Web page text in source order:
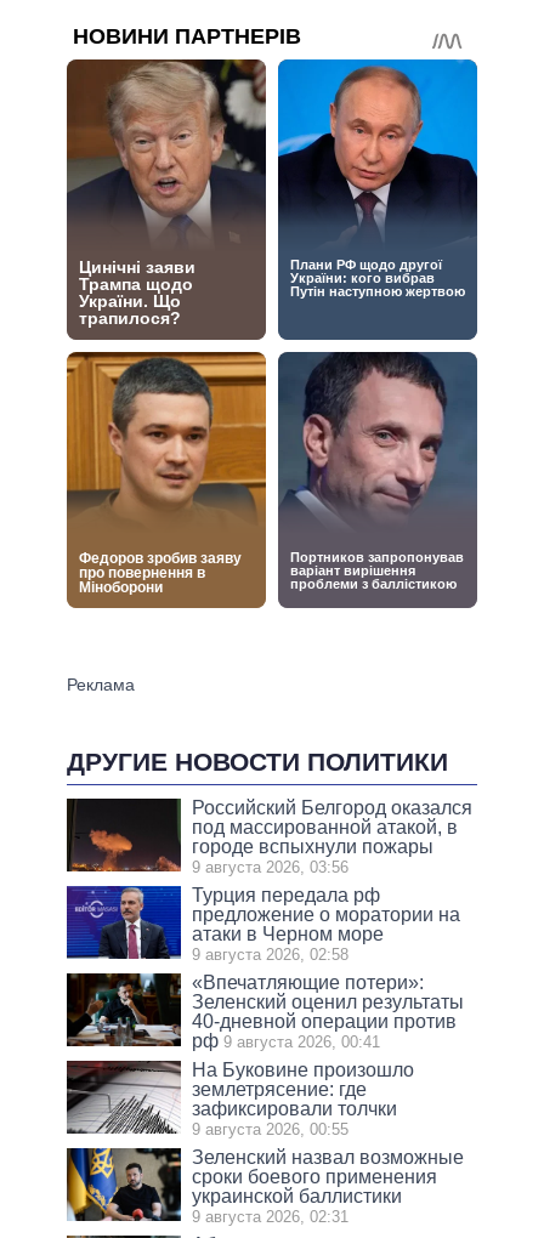
ДРУГИЕ НОВОСТИ ПОЛИТИКИ
Российский Белгород оказался
под массированной атакой, в
городе вспыхнули пожары
9 августа 2026, 03:56
Турция передала рф
предложение о моратории на
атаки в Черном море
9 августа 2026, 02:58
«Впечатляющие потери»:
Зеленский оценил результаты
40-дневной операции против
рф 9 августа 2026, 00:41
На Буковине произошло
землетрясение: где
зафиксировали толчки
9 августа 2026, 00:55
Зеленский назвал возможные
сроки боевого применения
украинской баллистики
9 августа 2026, 02:31